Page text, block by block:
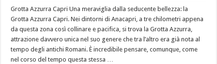
Grotta Azzurra Capri Una meraviglia dalla seducente bellezza: la
Grotta Azzurra Capri. Nei dintorni di Anacapri, a tre chilometri appena
da questa zona così collinare e pacifica, si trova la Grotta Azzurra,
attrazione davvero unica nel suo genere che tra l’altro era già nota al
tempo degli antichi Romani. È incredibile pensare, comunque, come
nel corso del tempo questa stessa …